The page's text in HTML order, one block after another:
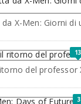
X-Men: Giorni di
13
del professor
3